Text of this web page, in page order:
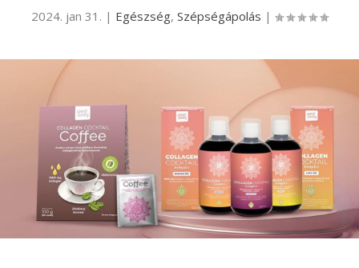
2024. jan 31. | Egészség, Szépségápolás |